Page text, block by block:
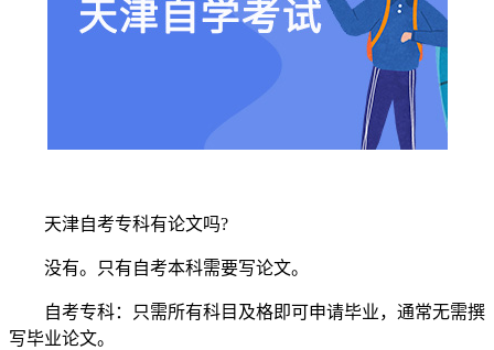
天津自考专科有论文吗?
没有。只有自考本科需要写论文。
自考专科：只需所有科目及格即可申请毕业，通常无需撰
写毕业论文。